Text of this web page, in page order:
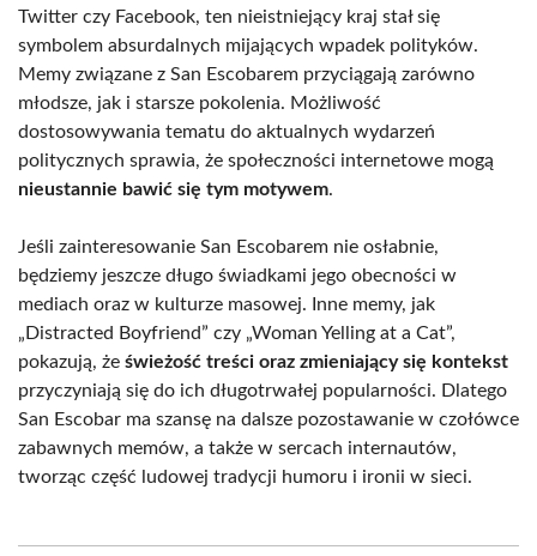
Twitter czy Facebook, ten nieistniejący kraj stał się
symbolem absurdalnych mijających wpadek polityków.
Memy związane z San Escobarem przyciągają zarówno
młodsze, jak i starsze pokolenia. Możliwość
dostosowywania tematu do aktualnych wydarzeń
politycznych sprawia, że społeczności internetowe mogą
nieustannie bawić się tym motywem.
Jeśli zainteresowanie San Escobarem nie osłabnie,
będziemy jeszcze długo świadkami jego obecności w
mediach oraz w kulturze masowej. Inne memy, jak
„Distracted Boyfriend” czy „Woman Yelling at a Cat”,
pokazują, że świeżość treści oraz zmieniający się kontekst
przyczyniają się do ich długotrwałej popularności. Dlatego
San Escobar ma szansę na dalsze pozostawanie w czołówce
zabawnych memów, a także w sercach internautów,
tworząc część ludowej tradycji humoru i ironii w sieci.